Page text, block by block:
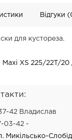
Відгуки
для кустореза.
XS 225/22T/20
42 Владислав
03-42 -
Микільсько-